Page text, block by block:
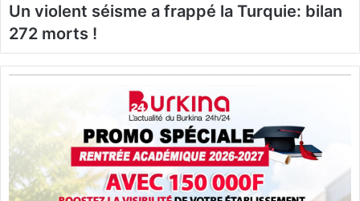
Un violent séisme a frappé la Turquie: bilan
272 morts !